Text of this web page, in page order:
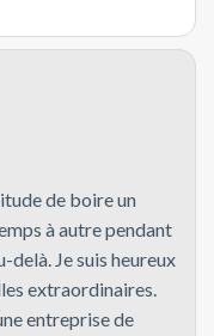
de boire un
à autre pendant
delà. Je suis heureux
extraordinaires.
entreprise de